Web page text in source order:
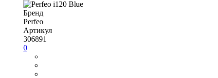
Бренд
Perfeo
Артикул
306891
0